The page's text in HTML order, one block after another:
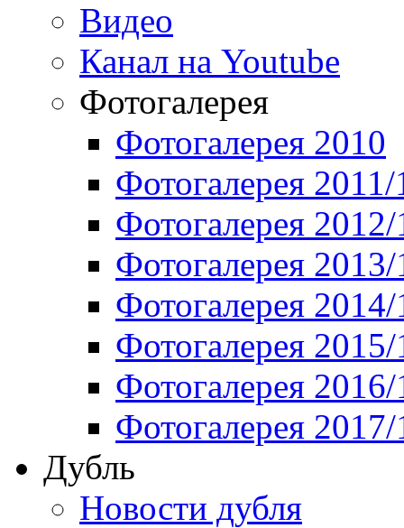
Видео
Канал на Youtube
Фотогалерея
Фотогалерея 2010
Фотогалерея 2011/
Фотогалерея
Фотогалерея
Фотогалерея
Фотогалерея
Фотогалерея
Фотогалерея
Дубль
Новости дубля